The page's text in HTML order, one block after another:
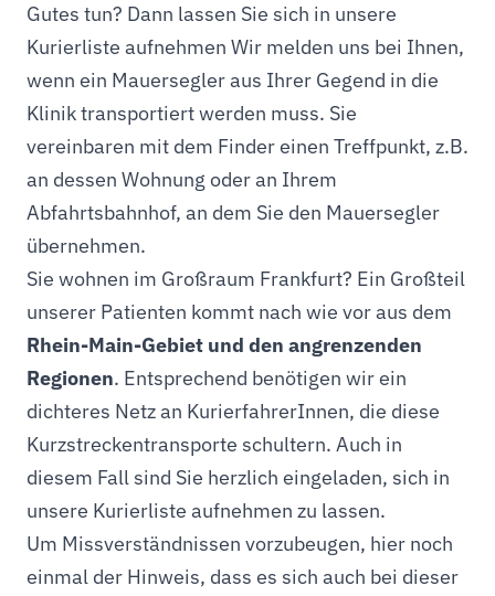
Gutes tun? Dann lassen Sie sich in unsere
Kurierliste aufnehmen Wir melden uns bei Ihnen,
wenn ein Mauersegler aus Ihrer Gegend in die
Klinik transportiert werden muss. Sie
vereinbaren mit dem Finder einen Treffpunkt, z.B.
an dessen Wohnung oder an Ihrem
Abfahrtsbahnhof, an dem Sie den Mauersegler
übernehmen.
Sie wohnen im Großraum Frankfurt? Ein Großteil
unserer Patienten kommt nach wie vor aus dem
Rhein-Main-Gebiet und den angrenzenden
Regionen. Entsprechend benötigen wir ein
dichteres Netz an KurierfahrerInnen, die diese
Kurzstreckentransporte schultern. Auch in
diesem Fall sind Sie herzlich eingeladen, sich in
unsere Kurierliste aufnehmen zu lassen.
Um Missverständnissen vorzubeugen, hier noch
einmal der Hinweis, dass es sich auch bei dieser